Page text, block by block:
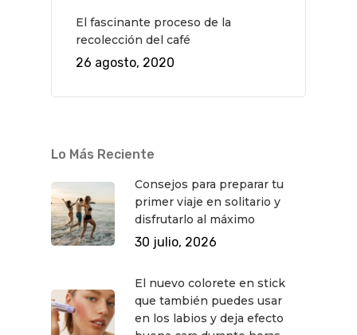
El fascinante proceso de la
recolección del café
26 agosto, 2020
Lo Más Reciente
Consejos para preparar tu
primer viaje en solitario y
disfrutarlo al máximo
30 julio, 2026
El nuevo colorete en stick
que también puedes usar
en los labios y deja efecto